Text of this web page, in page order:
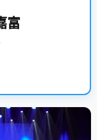
富